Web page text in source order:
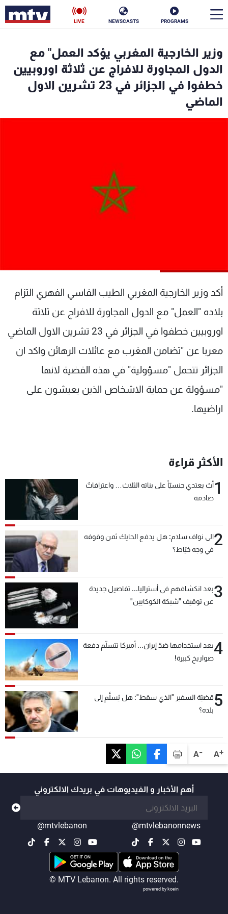
PROGRAMS
NEWSCASTS
LIVE
A+
A-
وزير الخارجية المغربي يؤكد العمل" مع
الدول المجاورة للافراج عن ثلاثة اوروبيين
خطفوا في الجزائر في 23 تشرين الاول
الماضي
أكد وزير الخارجية المغربي الطيب الفاسي الفهري التزام
بلاده "العمل" مع الدول المجاورة للافراج عن ثلاثة
اوروبيين خطفوا في الجزائر في 23 تشرين الاول الماضي
معربا عن "تضامن المغرب مع عائلات الرهائن واكد ان
الجزائر تتحمل "مسؤولية" في هذه القضية لانها
"مسؤولة عن حماية الاشخاص الذين يعيشون على
اراضيها.
الأكثر قراءة
1أبٌ يعتدي جنسيّاً على بناته الثلاث… واعترافاتٌ
صادمة
2الى نواف سلام: هل يدفع الحايك ثمن وقوفه
في وجه خيّاط؟
3بعد انكشافهم في أستراليا... تفاصيل جديدة
عن توقيف "شبكة الكوكايين"
4بعد استخدامها ضدّ إيران... أميركا تتسلّم دفعة
صواريخ كبيرة!
5قضيّة السفير "الذي سقط": هل يُسلَّم إلى
بلده؟
أهم الأخبار و الفيديوهات في بريدك الالكتروني
@mtvlebanonnews
@mtvlebanon
© MTV Lebanon. All rights reserved.
powered by koein
الأخبار
سياسة
إقتصاد فن
عن MTV
الإنـتـاج
لاعلاناتكم
تواصل معنا
شروط الإسـتخدام
سياسة الخصوصية